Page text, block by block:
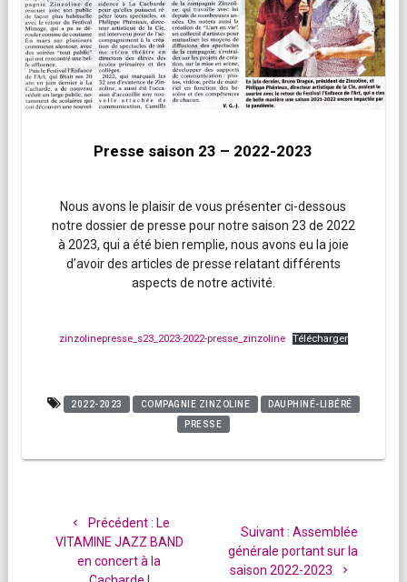
Presse saison 23 – 2022-2023
Nous avons le plaisir de vous présenter ci-dessous
notre dossier de presse pour notre saison 23 de 2022
à 2023, qui a été bien remplie, nous avons eu la joie
d’avoir des articles de presse relatant différents
aspects de notre activité.
zinzolinepresse_s23_2023-2022-presse_zinzoline Télécharger
2022-2023 COMPAGNIE ZINZOLINE
DAUPHINÉ-LIBÉRÉ
PRESSE
l’article
Précédent : Article
précédent
:
Le
VITAMINE JAZZ BAND
en concert à la
Suivant : Article
suivant
:
Assemblée
générale portant sur la
saison 2022-2023